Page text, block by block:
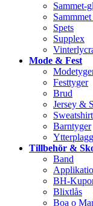
Sammet-
Spets
Supplex
Mode & Fest
Festtyger
Brud
Jersey &
Sweatshirt
Barntyger
Ytterplagg
Tillbehör &
Band
BH-
Blixtlås
Boa o